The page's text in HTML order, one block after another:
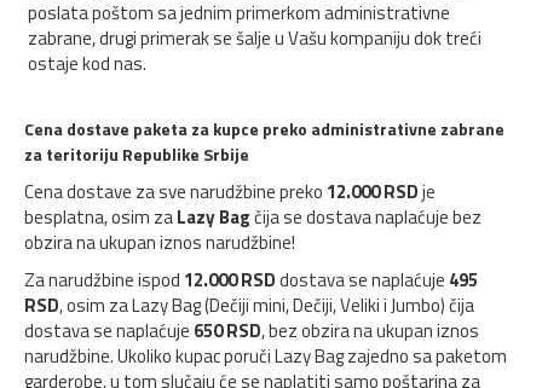
poslata poštom sa jednim primerkom administrativne
zabrane, drugi primerak se šalje u Vašu kompaniju dok treći
ostaje kod nas.
Cena dostave paketa za kupce preko administrativne zabrane
za teritoriju Republike Srbije
Cena dostave za sve narudžbine preko 12.000 RSDje
besplatna, osim zaLazy Bagčija se dostava naplaćuje bez
obzira na ukupan iznos narudžbine!
Za narudžbine ispod 12.000 RSDdostava se naplaćuje 495
RSD, osim za Lazy Bag (Dečiji mini, Dečiji, Veliki i Jumbo) čija
dostava se naplaćuje 650 RSD, bez obzira na ukupan iznos
narudžbine. Ukoliko kupac poruči Lazy Bag zajedno sa paketom
garderobe, u tom slučaju će se naplatiti samo poštarina za